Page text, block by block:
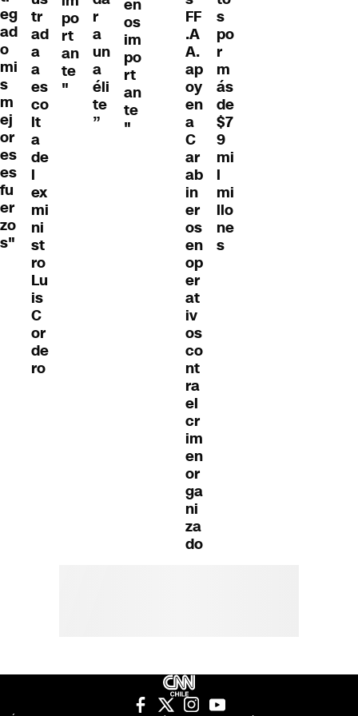
eg
ad
o
mi
s
m
ej
or
es
es
fu
er
zo
s"
tr
ad
a
a
es
co
lt
a
de
l
ex
mi
ni
st
ro
Lu
is
C
or
de
ro
po
rt
an
te
"
r
a
un
a
éli
te
”
en
os
im
po
rt
an
te
"
FF
.A
A.
ap
oy
en
a
C
ar
ab
in
er
os
en
op
er
at
iv
os
co
nt
ra
el
cr
im
en
or
ga
ni
za
do
s
po
r
m
ás
de
$7
9
mi
l
mi
llo
ne
s